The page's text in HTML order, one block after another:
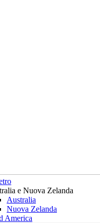
e Nuova Zelanda
Australia
Nuova Zelanda
America